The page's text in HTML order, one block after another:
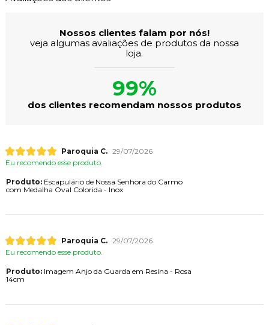
Nossos clientes falam por nós!
veja algumas avaliações de produtos da nossa
loja.
99%
dos clientes recomendam nossos produtos
Paroquia C. 29/07/2026
Eu recomendo esse produto.
Produto:Escapulário de Nossa Senhora do Carmo
com Medalha Oval Colorida - Inox
Paroquia C. 29/07/2026
Eu recomendo esse produto.
Produto:Imagem Anjo da Guarda em Resina - Rosa
14cm